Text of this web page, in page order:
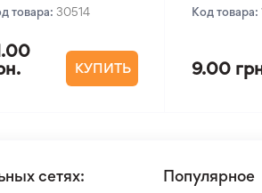
товара: 30514
КУПИТЬ
Код товара:
9.00
сетях: Популярное